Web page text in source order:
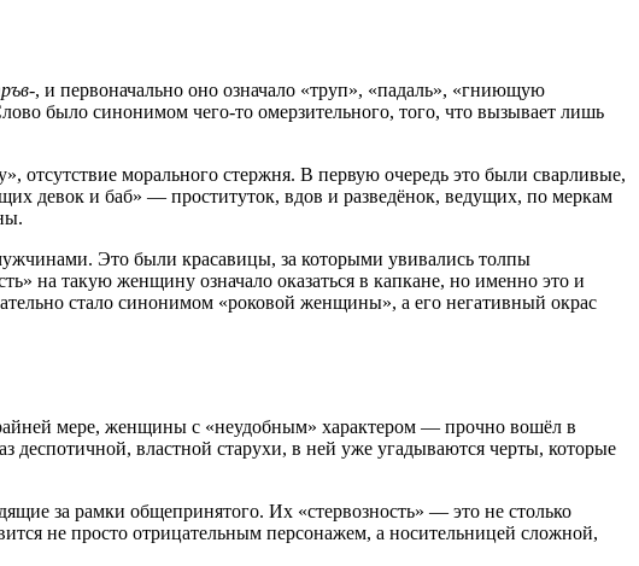
, и первоначально оно означало «труп», «падаль», «гниющую
было синонимом чего-то омерзительного, того, что вызывает лишь
отсутствие морального стержня. В первую очередь это были сварливые,
девок и баб» — проституток, вдов и разведёнок, ведущих, по меркам
.
. Это были красавицы, за которыми увивались толпы
на такую женщину означало оказаться в капкане, но именно это и
стало синонимом «роковой женщины», а его негативный окрас
мере, женщины с «неудобным» характером — прочно вошёл в
деспотичной, властной старухи, в ней уже угадываются черты, которые
за рамки общепринятого. Их «стервозность» — это не столько
не просто отрицательным персонажем, а носительницей сложной,